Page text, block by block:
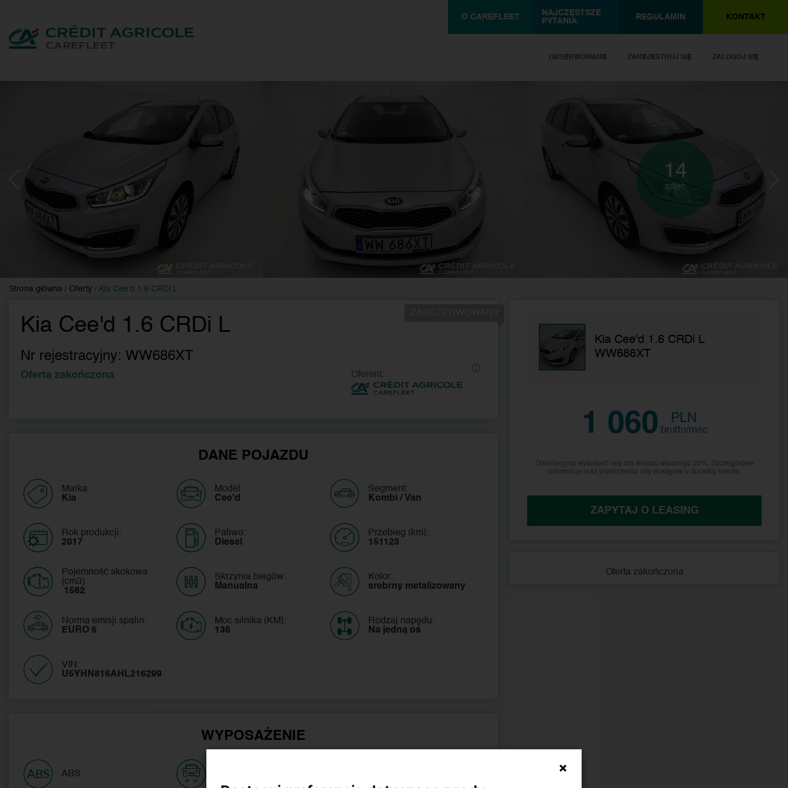
O CAREFLEET
NAJCZĘSTSZE
PYTANIA
REGULAMIN KONTAKT
OBSERWOWANE ZAREJESTRUJ SIĘ ZALOGUJ SIĘ
14
zdjęć
Strona główna / Oferty / Kia Cee'd 1.6 CRDi L
Kia Cee'd 1.6 CRDi L
WW686XT
1 060 PLN
brutto/msc
Orientacyjna wysokość raty dla wkładu własnego 20%. Szczegółowe
informacje oraz przeliczenia raty dostępne u doradcy klienta.
ZAPYTAJ O LEASING
Oferta zakończona
Kia Cee'd 1.6 CRDi L
Nr rejestracyjny: WW686XT
Oferta zakończona Oferent:
DANE POJAZDU
Marka:
Kia
Model:
Cee'd
Segment:
Kombi / Van
Rok produkcji:
2017
Paliwo:
Diesel
Przebieg (km):
151123
Pojemność skokowa
(cm3):
1582
Skrzynia biegów:
Manualna
Kolor:
srebrny metalizowany
Norma emisji spalin:
EURO 6
Moc silnika (KM):
136
Rodzaj napędu:
Na jedną oś
VIN:
U5YHN816AHL216299
WYPOSAŻENIE
ABS